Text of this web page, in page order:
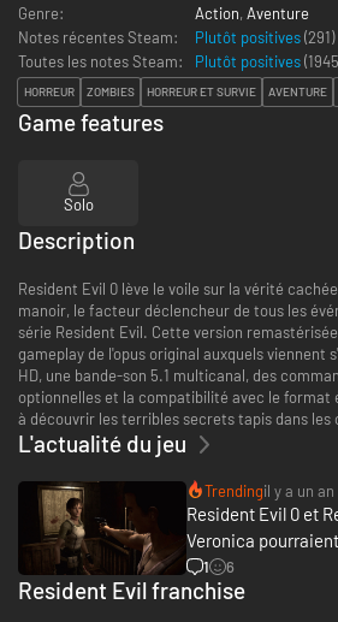
Genre:
Action, Aventure
Notes récentes Steam:
Plutôt positives(291)
Toutes les notes Steam:
Plutôt positives(
HORREUR ZOMBIES HORREUR ET SURVIE AVENTURE
Game features
Solo
Description
Resident Evil 0 lève le voile sur la vérité
manoir, le facteur déclencheur de tous les
série Resident Evil. Cette version
gameplay de l'opus original auxquels viennent
HD, une bande-son 5.1 multicanal, des
optionnelles et la compatibilité avec le format
à découvrir les terribles secrets tapis dans les
L'actualité du jeu
Trendingil y a un an
Resident Evil 0 et
Veronica
1 6
Resident Evil franchise